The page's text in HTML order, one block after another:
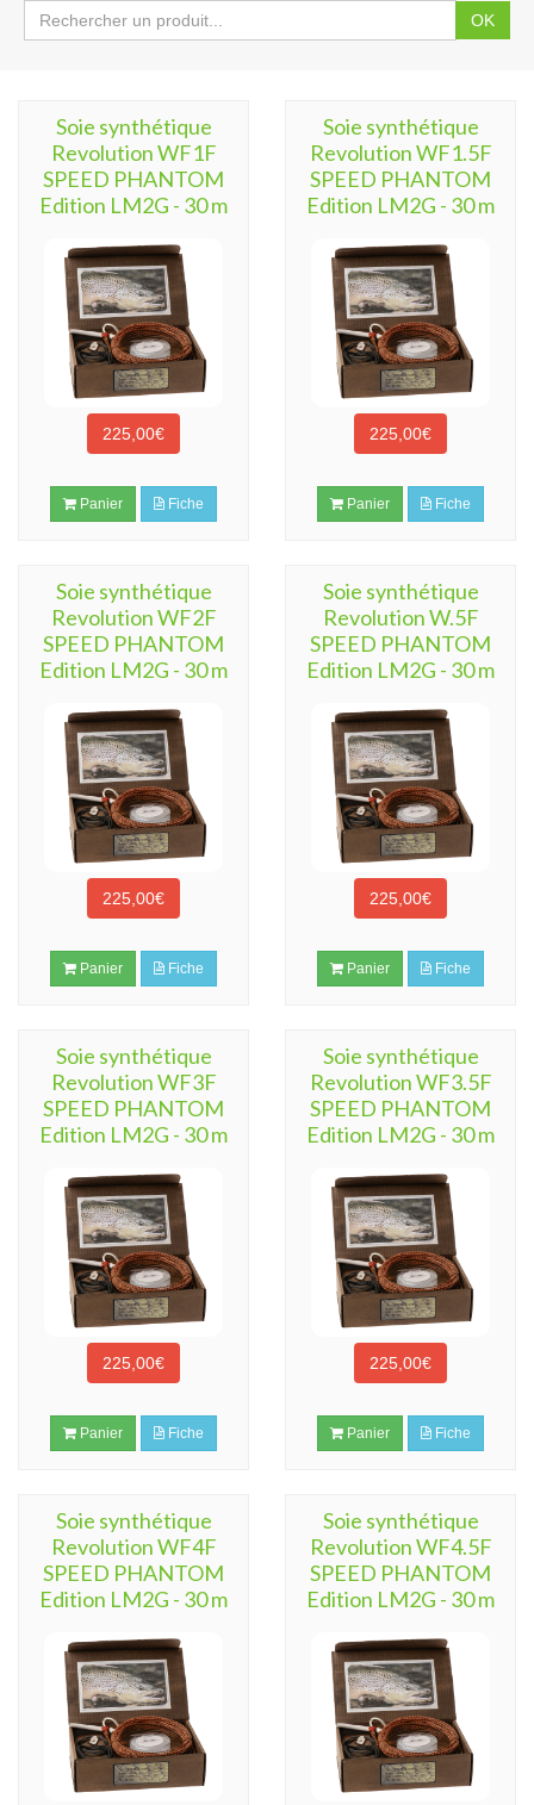
OK
Soie synthétique
Revolution WF1F
SPEED PHANTOM
Edition LM2G - 30 m
225,00€
Panier Fiche
Soie synthétique
Revolution WF1.5F
SPEED PHANTOM
Edition LM2G - 30 m
225,00€
Panier Fiche
Soie synthétique
Revolution WF2F
SPEED PHANTOM
Edition LM2G - 30 m
225,00€
Panier Fiche
Soie synthétique
Revolution W.5F
SPEED PHANTOM
Edition LM2G - 30 m
225,00€
Panier Fiche
Soie synthétique
Revolution WF3F
SPEED PHANTOM
Edition LM2G - 30 m
225,00€
Panier Fiche
Soie synthétique
Revolution WF3.5F
SPEED PHANTOM
Edition LM2G - 30 m
225,00€
Panier Fiche
Soie synthétique
Revolution WF4F
SPEED PHANTOM
Edition LM2G - 30 m
Soie synthétique
Revolution WF4.5F
SPEED PHANTOM
Edition LM2G - 30 m